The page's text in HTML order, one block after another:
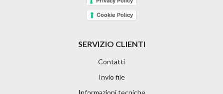
Cookie Policy
SERVIZIO CLIENTI
Contatti
Invio file
Informazioni tecniche